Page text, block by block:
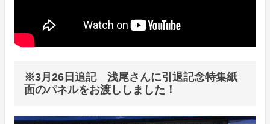
※3月26日追記 浅尾さんに引退記念特集紙
面のパネルをお渡ししました！